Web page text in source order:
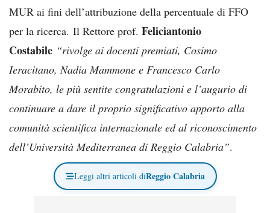
MUR ai fini dell’attribuzione della percentuale di FFO
per la ricerca. Il Rettore prof. Feliciantonio
Costabile “rivolge ai docenti premiati, Cosimo
Ieracitano, Nadia Mammone e Francesco Carlo
Morabito, le più sentite congratulazioni e l’augurio di
continuare a dare il proprio significativo apporto alla
comunità scientifica internazionale ed al riconoscimento
dell’Università Mediterranea di Reggio Calabria”.
Leggi altri articoli diReggio Calabria